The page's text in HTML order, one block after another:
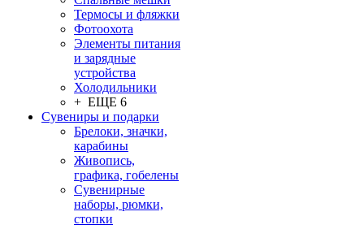
Термосы и фляжки
Фотоохота
Элементы питания
и зарядные
устройства
Холодильники
+ ЕЩЕ 6
Сувениры и подарки
Брелоки, значки,
карабины
Живопись,
графика, гобелены
Сувенирные
наборы, рюмки,
стопки